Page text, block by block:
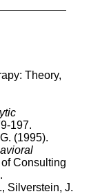
Theory,
197.
(1995).
Consulting
Silverstein, J.